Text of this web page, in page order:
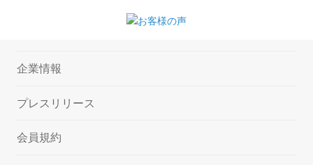
企業情報
プレスリリース
会員規約